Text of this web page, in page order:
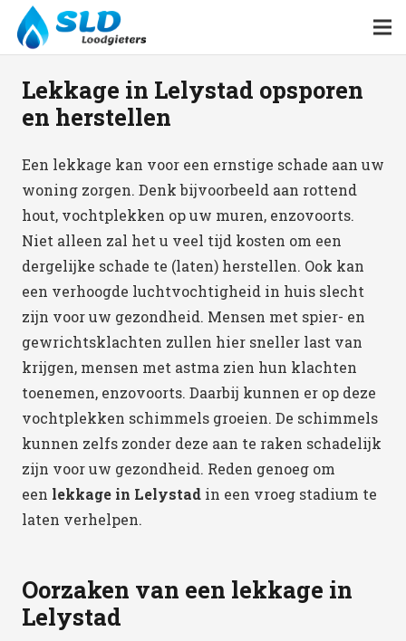
Lekkage in Lelystad opsporen
en herstellen
Een lekkage kan voor een ernstige schade aan uw
woning zorgen. Denk bijvoorbeeld aan rottend
hout, vochtplekken op uw muren, enzovoorts.
Niet alleen zal het u veel tijd kosten om een
dergelijke schade te (laten) herstellen. Ook kan
een verhoogde luchtvochtigheid in huis slecht
zijn voor uw gezondheid. Mensen met spier- en
gewrichtsklachten zullen hier sneller last van
krijgen, mensen met astma zien hun klachten
toenemen, enzovoorts. Daarbij kunnen er op deze
vochtplekken schimmels groeien. De schimmels
kunnen zelfs zonder deze aan te raken schadelijk
zijn voor uw gezondheid. Reden genoeg om
een lekkage in Lelystad in een vroeg stadium te
laten verhelpen.
Oorzaken van een lekkage in
Lelystad